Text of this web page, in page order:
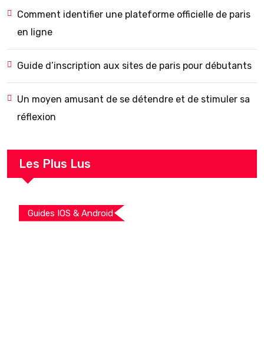
Comment identifier une plateforme officielle de paris
en ligne
Guide d’inscription aux sites de paris pour débutants
Un moyen amusant de se détendre et de stimuler sa
réflexion
Les Plus Lus
Guides IOS & Android